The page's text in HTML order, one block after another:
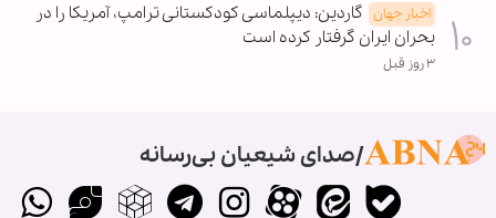
اخبار جهان گاردین: دیپلماسی کودکستانی ترامپ، آمریکا را در
بحران ایران گرفتار کرده است
۳ روز قبل
صدای شیعیان بی‌رسانه